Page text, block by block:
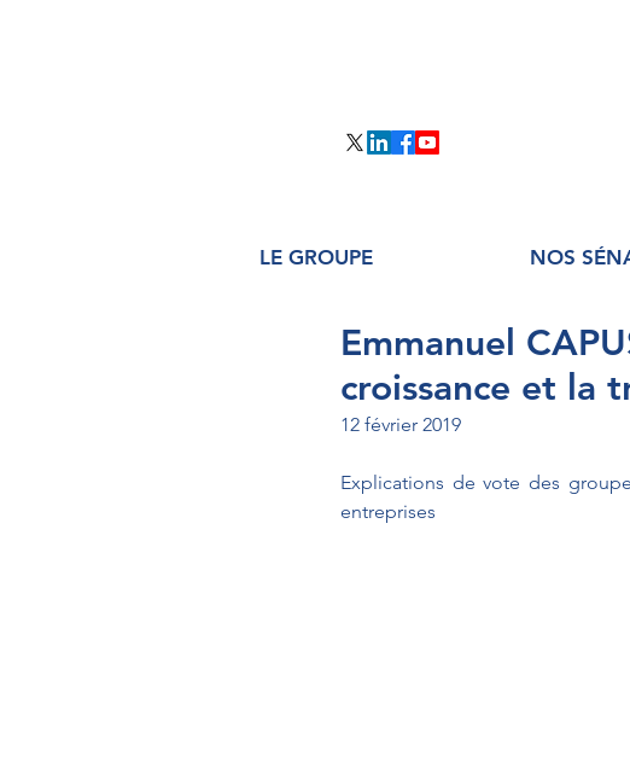
LE GROUPE NOS
Emmanuel
croissance et la
12 février 2019
Explications de vote des
entreprises